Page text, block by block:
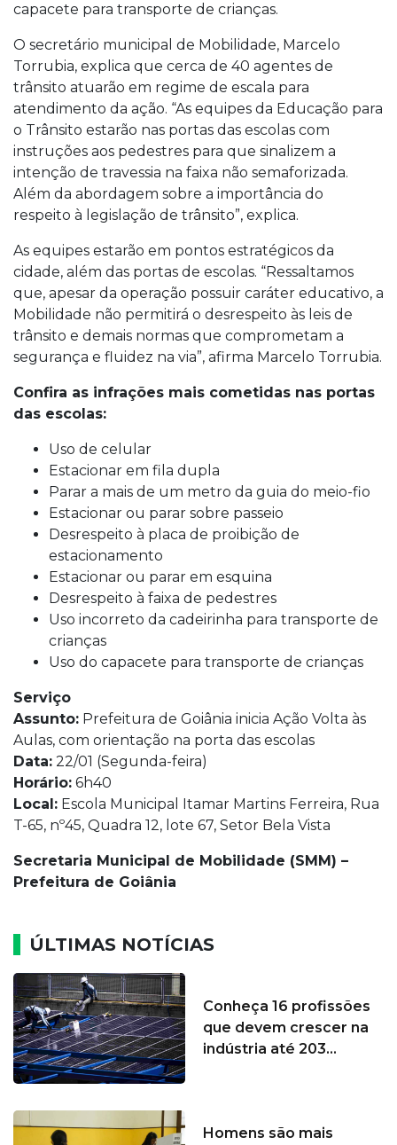
capacete para transporte de crianças.
O secretário municipal de Mobilidade, Marcelo
Torrubia, explica que cerca de 40 agentes de
trânsito atuarão em regime de escala para
atendimento da ação. “As equipes da Educação para
o Trânsito estarão nas portas das escolas com
instruções aos pedestres para que sinalizem a
intenção de travessia na faixa não semaforizada.
Além da abordagem sobre a importância do
respeito à legislação de trânsito”, explica.
As equipes estarão em pontos estratégicos da
cidade, além das portas de escolas. “Ressaltamos
que, apesar da operação possuir caráter educativo, a
Mobilidade não permitirá o desrespeito às leis de
trânsito e demais normas que comprometam a
segurança e fluidez na via”, afirma Marcelo Torrubia.
Confira as infrações mais cometidas nas portas
das escolas:
Uso de celular
Estacionar em fila dupla
Parar a mais de um metro da guia do meio-fio
Estacionar ou parar sobre passeio
Desrespeito à placa de proibição de
estacionamento
Estacionar ou parar em esquina
Desrespeito à faixa de pedestres
Uso incorreto da cadeirinha para transporte de
crianças
Uso do capacete para transporte de crianças
Serviço
Assunto: Prefeitura de Goiânia inicia Ação Volta às
Aulas, com orientação na porta das escolas
Data: 22/01 (Segunda-feira)
Horário: 6h40
Local: Escola Municipal Itamar Martins Ferreira, Rua
T-65, nº45, Quadra 12, lote 67, Setor Bela Vista
Secretaria Municipal de Mobilidade (SMM) –
Prefeitura de Goiânia
ÚLTIMAS NOTÍCIAS
Conheça 16 profissões
que devem crescer na
indústria até 203...
Homens são mais